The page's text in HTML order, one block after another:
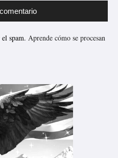
spam. Aprende cómo se procesan